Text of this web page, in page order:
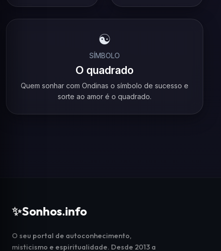
☯️
SÍMBOLO
O quadrado
Quem sonhar com Ondinas o símbolo de sucesso e
sorte ao amor é o quadrado.
✨Sonhos.info
O seu portal de autoconhecimento,
misticismo e espiritualidade. Desde 2013 a